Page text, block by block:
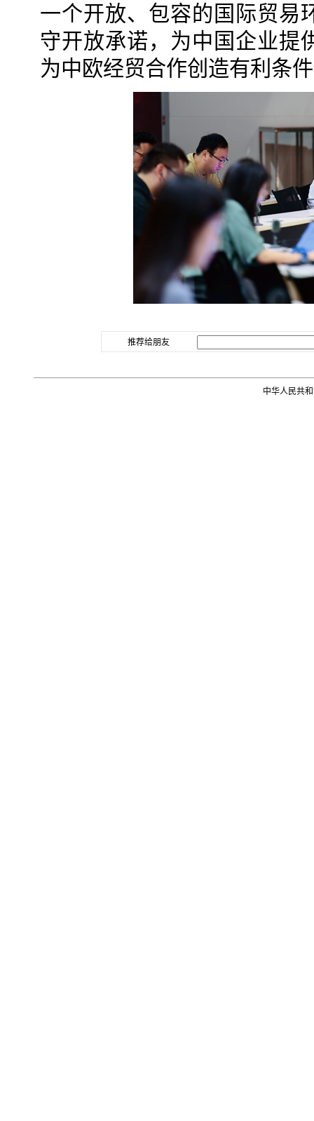
一个开放、包容的国际贸易
守开放承诺，为中国企业提
为中欧经贸合作创造有利条
推荐给朋友
中华人民共